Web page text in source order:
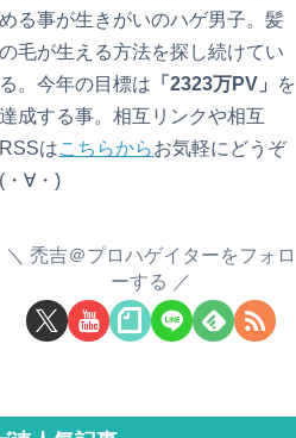
める事が生きがいのハゲ男子。髪
の毛が生える方法を探し続けてい
る。今年の目標は 「2323万PV」 を
達成する事。相互リンクや相互
RSSはこちらからお気軽にどうぞ
(・∀・)
禿吉＠プロハゲイターをフォロ
ーする